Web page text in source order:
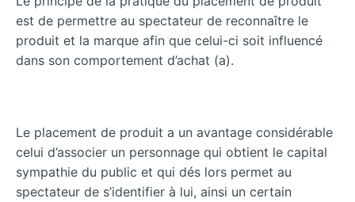
est de permettre au spectateur de reconnaître le
produit et la marque afin que celui-ci soit influencé
dans son comportement d’achat (a).
Le placement de produit a un avantage considérable
celui d’associer un personnage qui obtient le capital
sympathie du public et qui dés lors permet au
spectateur de s’identifier à lui, ainsi un certain